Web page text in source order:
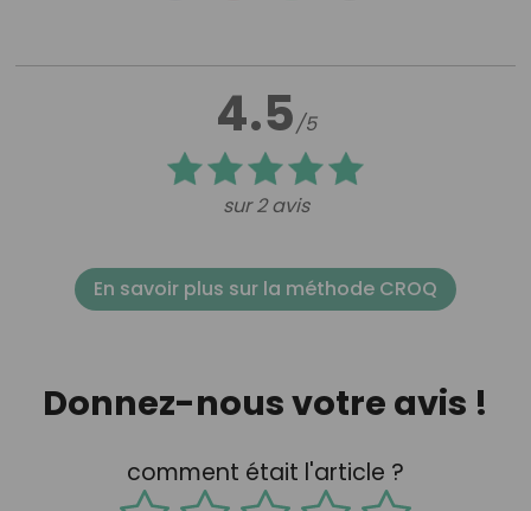
4.5/5
sur 2 avis
En savoir plus sur la méthode CROQ
Donnez-nous votre avis !
comment était l'article ?